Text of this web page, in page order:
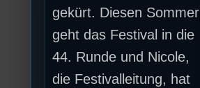
gekürt. Diesen Sommer
geht das Festival in die
44. Runde und Nicole,
die Festivalleitung, hat